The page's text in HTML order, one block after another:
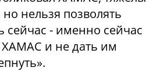
нельзя позволять
сейчас - именно сейчас
и не дать им